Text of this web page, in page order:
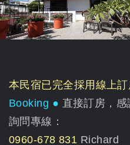
本民宿已完全採用線上
Booking ● 直接訂房，感
詢問專線：
0960-678 831 Richard